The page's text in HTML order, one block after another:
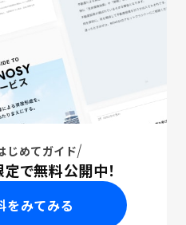
じめてガイド
で無料公開中！
をみてみる